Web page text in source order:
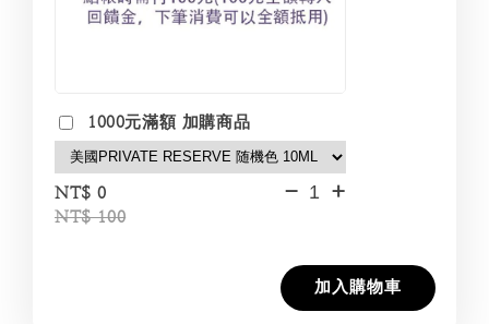
1000元滿額 加購商品
NT$ 0
NT$ 100
- +
加入購物車